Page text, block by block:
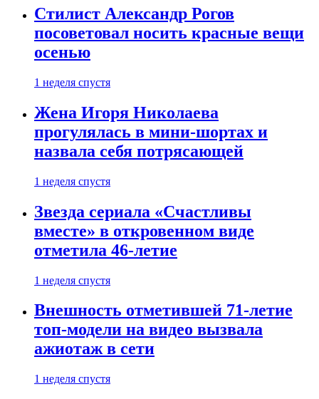
Стилист Александр Рогов
посоветовал носить красные вещи
осенью
1 неделя спустя
Жена Игоря Николаева
прогулялась в мини-шортах и
назвала себя потрясающей
1 неделя спустя
Звезда сериала «Счастливы
вместе» в откровенном виде
отметила 46-летие
1 неделя спустя
Внешность отметившей 71-летие
топ-модели на видео вызвала
ажиотаж в сети
1 неделя спустя